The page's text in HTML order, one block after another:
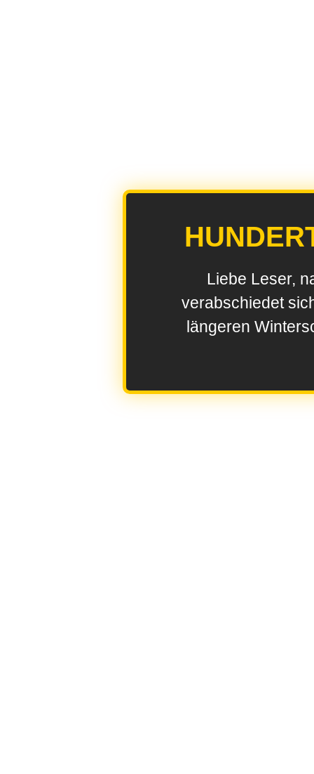
Liebe Leser,
verabschiedet
längeren